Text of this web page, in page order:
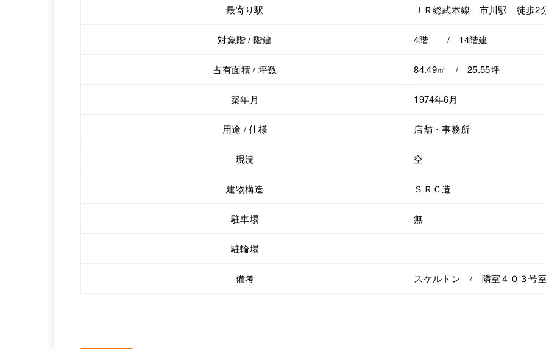
最寄り駅 ＪＲ総武本線 市川駅 徒歩2
対象階 / 階建 4階 / 14階建
占有面積 / 坪数 84.49㎡ / 25.55坪
築年月 1974年6月
用途 / 仕様 店舗・事務所
現況 空
建物構造 ＳＲＣ造
駐車場 無
駐輪場
備考 スケルトン / 隣室４０３号